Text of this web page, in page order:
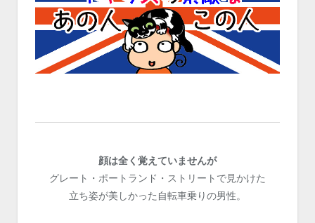
顔は全く覚えていませんが
グレート・ポートランド・ストリートで見かけた
立ち姿が美しかった自転車乗りの男性。